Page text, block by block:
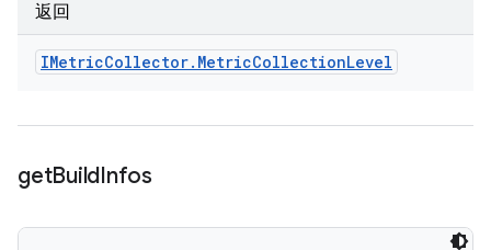
返回
IMetricCollector. MetricCollectionLevel
getBuildInfos